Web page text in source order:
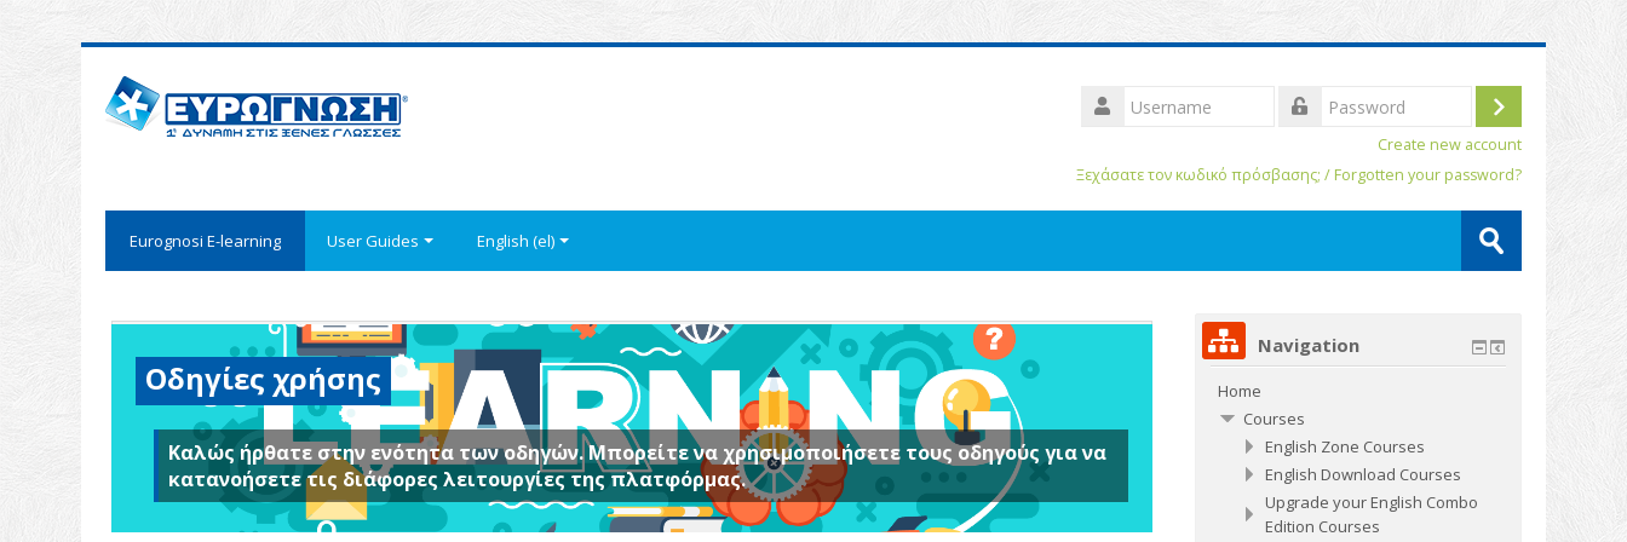
Username
Log
Create new account
Ξεχάσατε τον κωδικό πρόσβασης; / Forgotten your password?
Eurognosi Ε-learning User Guides English ‎(el)‎ Submit
Οδηγίες χρήσης
Καλώς ήρθατε στην ενότητα των οδηγών. Μπορείτε να χρησιμοποιήσετε τους οδηγούς για να
κατανοήσετε τις διάφορες λειτουργίες της πλατφόρμας.
Navigation
Home
Courses
English Zone Courses
English Download Courses
Upgrade your English Combo
Edition Courses